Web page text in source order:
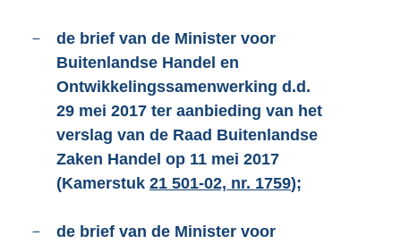
–
de brief van de Minister voor
Buitenlandse Handel en
Ontwikkelingssamenwerking d.d.
29 mei 2017 ter aanbieding van het
verslag van de Raad Buitenlandse
Zaken Handel op 11 mei 2017
(Kamerstuk 21 501-02, nr. 1759);
–
de brief van de Minister voor